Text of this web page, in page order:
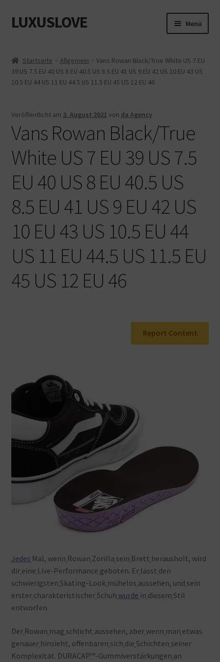
Zur
Navigation
Zum
Inhalt
LUXUSLOVE Menü
Cookie-Richtlinie (EU)
Impressum
Kasse
Mein Konto
Shop
Warenkorb
Startseite Allgemein
Vans Rowan Black/True White US 7 EU
39 US 7.5 EU 40 US 8 EU 40.5 US 8.5 EU 41 US 9 EU 42 US 10 EU 43 US
10.5 EU 44 US 11 EU 44.5 US 11.5 EU 45 US 12 EU 46
Veröffentlicht am 3. August 2021 von da Agency
Vans Rowan Black/True
White US 7 EU 39 US 7.5
EU 40 US 8 EU 40.5 US
8.5 EU 41 US 9 EU 42 US
10 EU 43 US 10.5 EU 44
US 11 EU 44.5 US 11.5 EU
45 US 12 EU 46
Report Content
Jedes Mal, wenn Rowan Zorilla sein Brett herausholt, wird
dir eine Live-Performance geboten. Er lässt den
schwierigsten Skating-Look mühelos aussehen, und sein
erster charakteristischer Schuh wurde in diesem Stil
entworfen.
Der Rowan mag schlicht aussehen, aber wenn man etwas
genauer hinsieht, offenbaren sich die Schichten seiner
Komplexität. DURACAP™-Gummiverstärkungen an